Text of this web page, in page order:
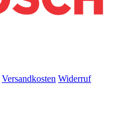
Versandkosten Widerruf